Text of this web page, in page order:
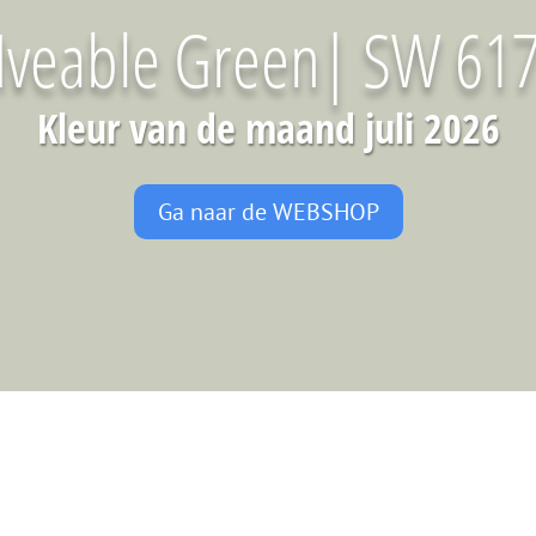
Green| SW
Kleur van de maand juli 2026
Ga naar de WEBSHOP